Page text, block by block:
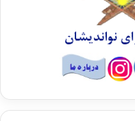
اين مورد تجربه ي زيادي